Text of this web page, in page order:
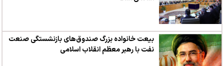
بیعت خانواده بزرگ صندوق‌های بازنشستگی صنعت
نفت با رهبر معظم انقلاب اسلامی